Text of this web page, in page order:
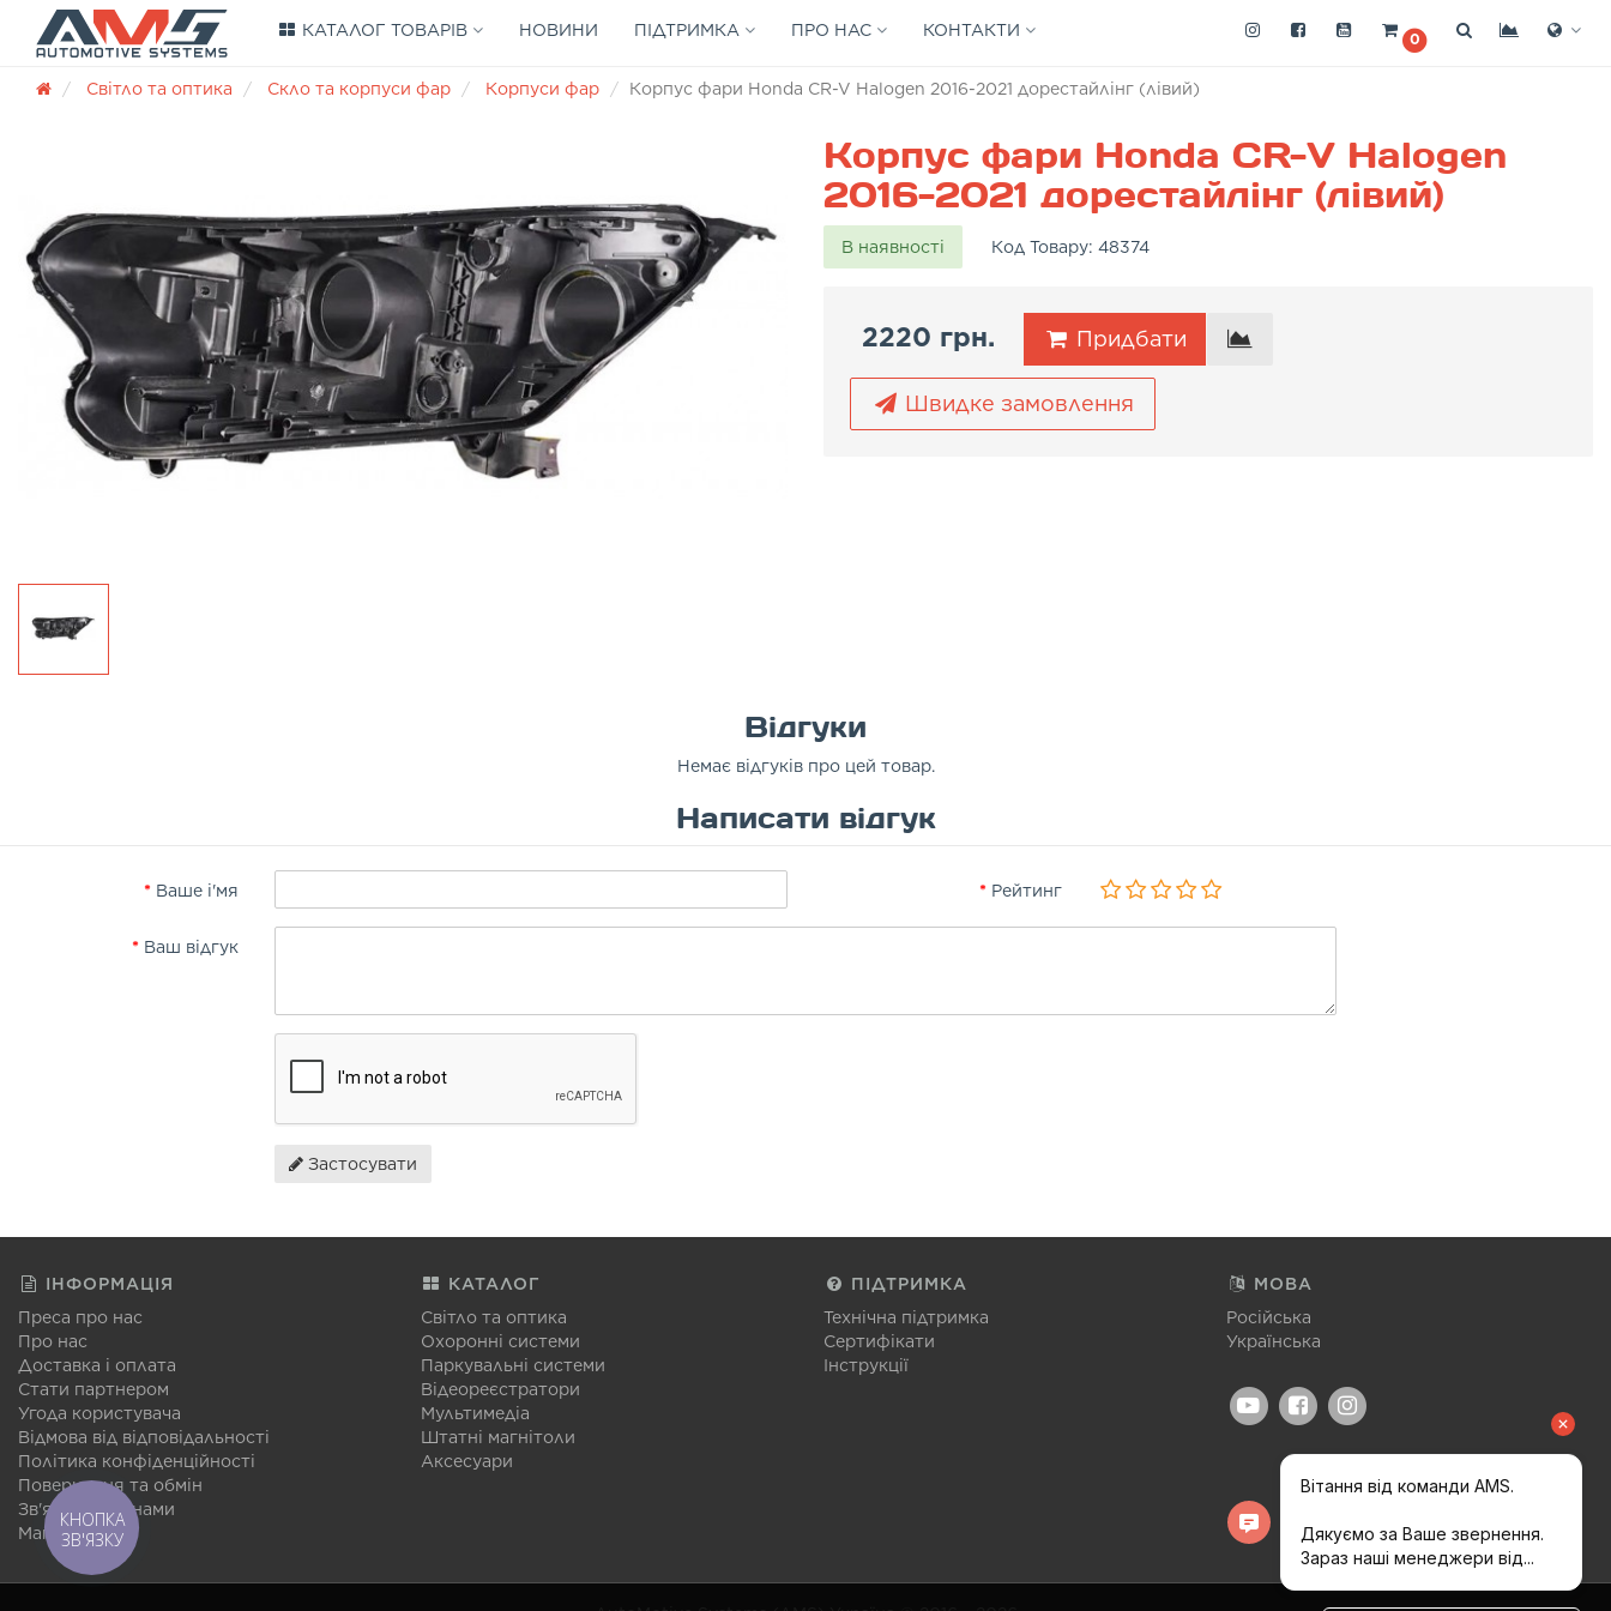
КАТАЛОГ ТОВАРІВ НОВИНИ ПІДТРИМКА ПРО НАС КОНТАКТИ 0
Світло та оптика Скло та корпуси фар Корпуси фар Корпус фари Honda CR-V Halogen 2016-2021 дорестайлінг (лівий)
Корпус фари Honda CR-V Halogen
2016-2021 дорестайлінг (лівий)
В наявності Код Товару: 48374
2220 грн. Придбати
Швидке замовлення
Відгуки
Немає відгуків про цей товар.
Написати відгук
Ваше і'мя Рейтинг
Ваш відгук
Застосувати
ІНФОРМАЦІЯ
Преса про нас
Про нас
Доставка і оплата
Стати партнером
Угода користувача
Відмова від відповідальності
Політика конфіденційності
Повернення та обмін
Зв'язатися з нами
Мапа сайту
КАТАЛОГ
Світло та оптика
Охоронні системи
Паркувальні системи
Відеореєстратори
Мультимедіа
Штатні магнітоли
Аксесуари
ПІДТРИМКА
Технічна підтримка
Сертифікати
Інструкції
МОВА
Російська
Українська
КНОПКА
ЗВ'ЯЗКУ